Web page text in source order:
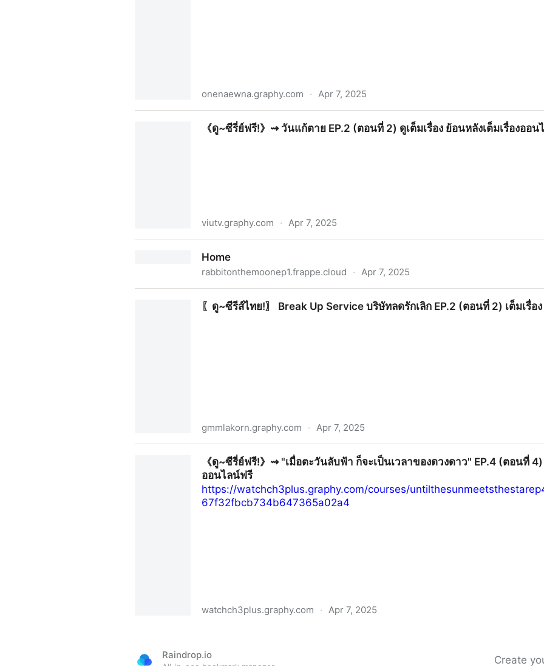
onenaewna.graphy.com · Apr 7, 2025
《ดู~ซีรี่ย์ฟรี!》⇝ วันแก้ตาย EP.2 (ตอนที่ 2) ดูเต็มเรื่อง ย้อนหลังเต็มเรื่องออน
viutv.graphy.com · Apr 7, 2025
Home
rabbitonthemoonep1.frappe.cloud · Apr 7, 2025
〖ดู~ซีรีส์ไทย!〗 Break Up Service บริษัทลดรักเลิก EP.2 (ตอนที่ 2) เต็มเรื่
gmmlakorn.graphy.com · Apr 7, 2025
《ดู~ซีรี่ย์ฟรี!》⇝ "เมื่อตะวันลับฟ้า ก็จะเป็นเวลาของดวงดาว" EP.4 (ตอนที่
ออนไลน์ฟรี
https://watchch3plus.graphy.com/courses/
67f32fbcb734b647365a02a4
watchch3plus.graphy.com · Apr 7, 2025
Raindrop.io Create